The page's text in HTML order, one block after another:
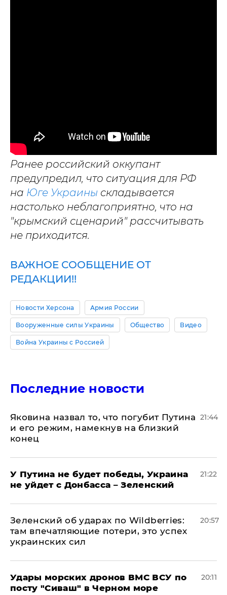
Ранее российский оккупант
предупредил, что ситуация для РФ
на Юге Украины складывается
настолько неблагоприятно, что на
"крымский сценарий" рассчитывать
не приходится.
ВАЖНОЕ СООБЩЕНИЕ ОТ
РЕДАКЦИИ!!
Новости Херсона Армия России
Вооруженные силы Украины Общество Видео
Война Украины с Россией
Последние новости
Яковина назвал то, что погубит Путина
и его режим, намекнув на близкий
конец
21:44
У Путина не будет победы, Украина
не уйдет с Донбасса – Зеленский
21:22
Зеленский об ударах по Wildberries:
там впечатляющие потери, это успех
украинских сил
20:57
Удары морских дронов ВМС ВСУ по
посту "Сиваш" в Черном море
20:11